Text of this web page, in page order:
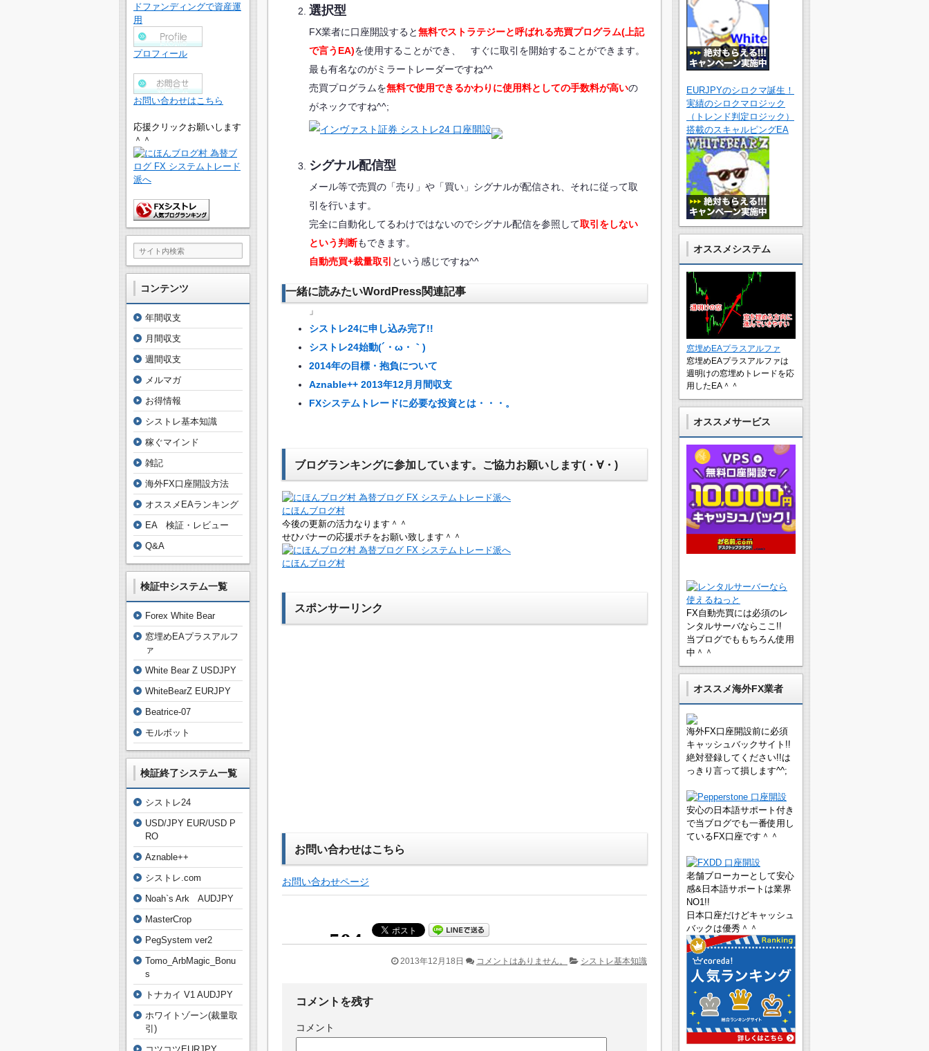
選択型
FX業者に口座開設すると無料でストラテジーと呼ばれる売買プログラム(上記
で言うEA)を使用することができ、 すぐに取引を開始することができます。
最も有名なのがミラートレーダーですね^^
売買プログラムを無料で使用できるかわりに使用料としての手数料が高いの
がネックですね^^;
シグナル配信型
メール等で売買の「売り」や「買い」シグナルが配信され、それに従って取
引を行います。
完全に自動化してるわけではないのでシグナル配信を参照して取引をしない
という判断もできます。
自動売買+裁量取引 という感じですね^^
一緒に読みたいWordPress関連記事
」
シストレ24に申し込み完了!!
シストレ24始動(´・ω・｀)
2014年の目標・抱負について
Aznable++ 2013年12月月間収支
FXシステムトレードに必要な投資とは・・・。
ブログランキングに参加しています。ご協力お願いします(・∀・)
にほんブログ村
今後の更新の活力なります＾＾
せひバナーの応援ポチをお願い致します＾＾
にほんブログ村
スポンサーリンク
お問い合わせはこちら
お問い合わせページ
2013年12月18日 コメントはありません。 シストレ基本知識
コメントを残す
コメント
ドファンディングで資産運
用
プロフィール
お問い合わせはこちら
応援クリックお願いします
＾＾
コンテンツ
年間収支
月間収支
週間収支
メルマガ
お得情報
シストレ基本知識
稼ぐマインド
雑記
海外FX口座開設方法
オススメEAランキング
EA 検証・レビュー
Q&A
検証中システム一覧
Forex White Bear
窓埋めEAプラスアルフ
ァ
White Bear Z USDJPY
WhiteBearZ EURJPY
Beatrice-07
モルボット
検証終了システム一覧
シストレ24
USD/JPY EUR/USD P
RO
Aznable++
シストレ.com
Noah`s Ark AUDJPY
MasterCrop
PegSystem ver2
Tomo_ArbMagic_Bonu
s
トナカイ V1 AUDJPY
ホワイトゾーン(裁量取
引)
EURJPYのシロクマ誕生！
実績のシロクマロジック
（トレンド判定ロジック）
搭載のスキャルピングEA
オススメシステム
窓埋めEAプラスアルファ
窓埋めEAプラスアルファは
週明けの窓埋めトレードを応
用したEA＾＾
オススメサービス
FX自動売買には必須のレ
ンタルサーバならここ!!
当ブログでももちろん使用
中＾＾
オススメ海外FX業者
海外FX口座開設前に必須
キャッシュバックサイト!!
絶対登録してください!!は
っきり言って損します^^;
安心の日本語サポート付き
で当ブログでも一番使用し
ているFX口座です＾＾
老舗ブローカーとして安心
感&日本語サポートは業界
NO1!!
日本口座だけどキャッシュ
バックは優秀＾＾